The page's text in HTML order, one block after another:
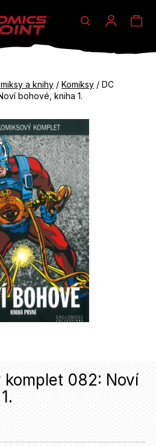
Hledat
a knihy / Komiksy / DC
bohové, kniha 1.
komplet 082: Noví